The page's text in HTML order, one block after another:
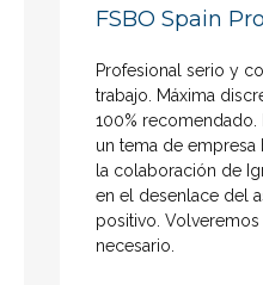
FSBO Spain
Profesional serio y
trabajo. Máxima
100% recomendado.
un tema de empresa
la colaboración de
en el desenlace del
positivo.
necesario.